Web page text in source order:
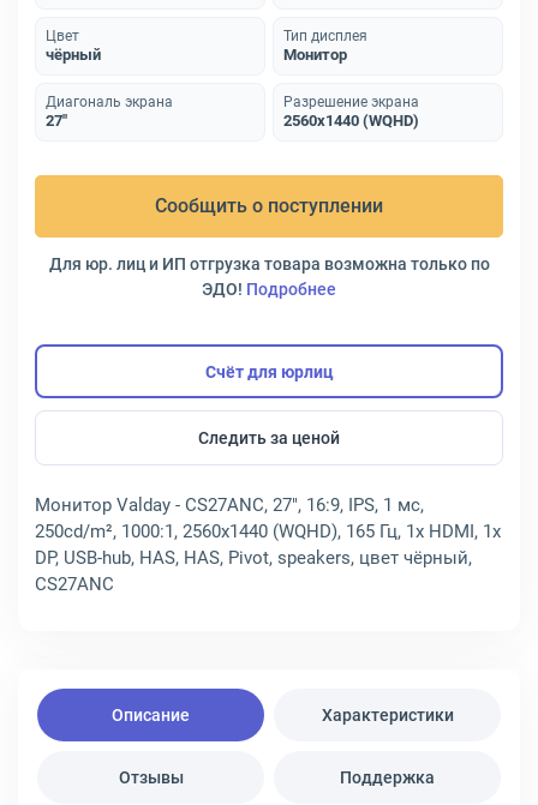
Цвет
чёрный
Тип дисплея
Монитор
Диагональ экрана
27"
Разрешение экрана
2560x1440 (WQHD)
Сообщить о поступлении
Для юр. лиц и ИП отгрузка товара возможна только по
ЭДО! Подробнее
Счёт для юрлиц
Следить за ценой
Монитор Valday - CS27ANC, 27", 16:9, IPS, 1 мс,
250cd/m², 1000:1, 2560x1440 (WQHD), 165 Гц, 1x HDMI, 1x
DP, USB-hub, HAS, HAS, Pivot, speakers, цвет чёрный,
CS27ANC
Описание Характеристики
Отзывы Поддержка